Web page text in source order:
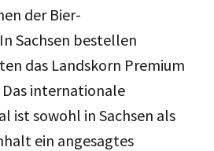
der Bier-
Sachsen bestellen
das Landskorn Premium
Das internationale
ist sowohl in Sachsen als
ein angesagtes